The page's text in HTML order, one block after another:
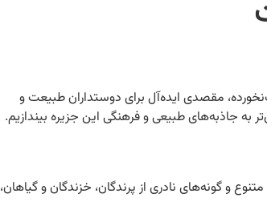
مقصدی ایده‌آل برای دوستداران طبیعت و
و گونه‌های نادری از پرندگان، خزندگان و گیاهان،